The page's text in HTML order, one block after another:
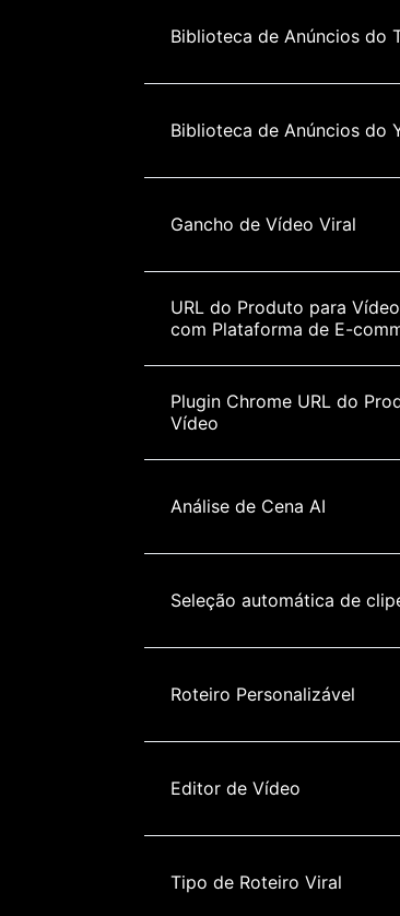
Biblioteca de Anúncios do
Biblioteca de Anúncios do
Gancho de Vídeo Viral
URL do Produto para
com Plataforma de E-
Plugin Chrome URL do
Vídeo
Análise de Cena AI
Seleção automática de
Roteiro Personalizável
Editor de Vídeo
Tipo de Roteiro Viral